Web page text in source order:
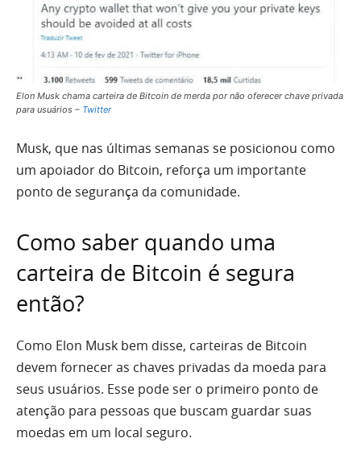
Elon Musk chama carteira de Bitcoin de merda por não oferecer chave privada
para usuários – Twitter
Musk, que nas últimas semanas se posicionou como
um apoiador do Bitcoin, reforça um importante
ponto de segurança da comunidade.
Como saber quando uma
carteira de Bitcoin é segura
então?
Como Elon Musk bem disse, carteiras de Bitcoin
devem fornecer as chaves privadas da moeda para
seus usuários. Esse pode ser o primeiro ponto de
atenção para pessoas que buscam guardar suas
moedas em um local seguro.